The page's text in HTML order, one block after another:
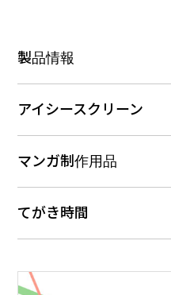
製品情報
アイシースクリーン
マンガ制作用品
てがき時間
ー
ョ